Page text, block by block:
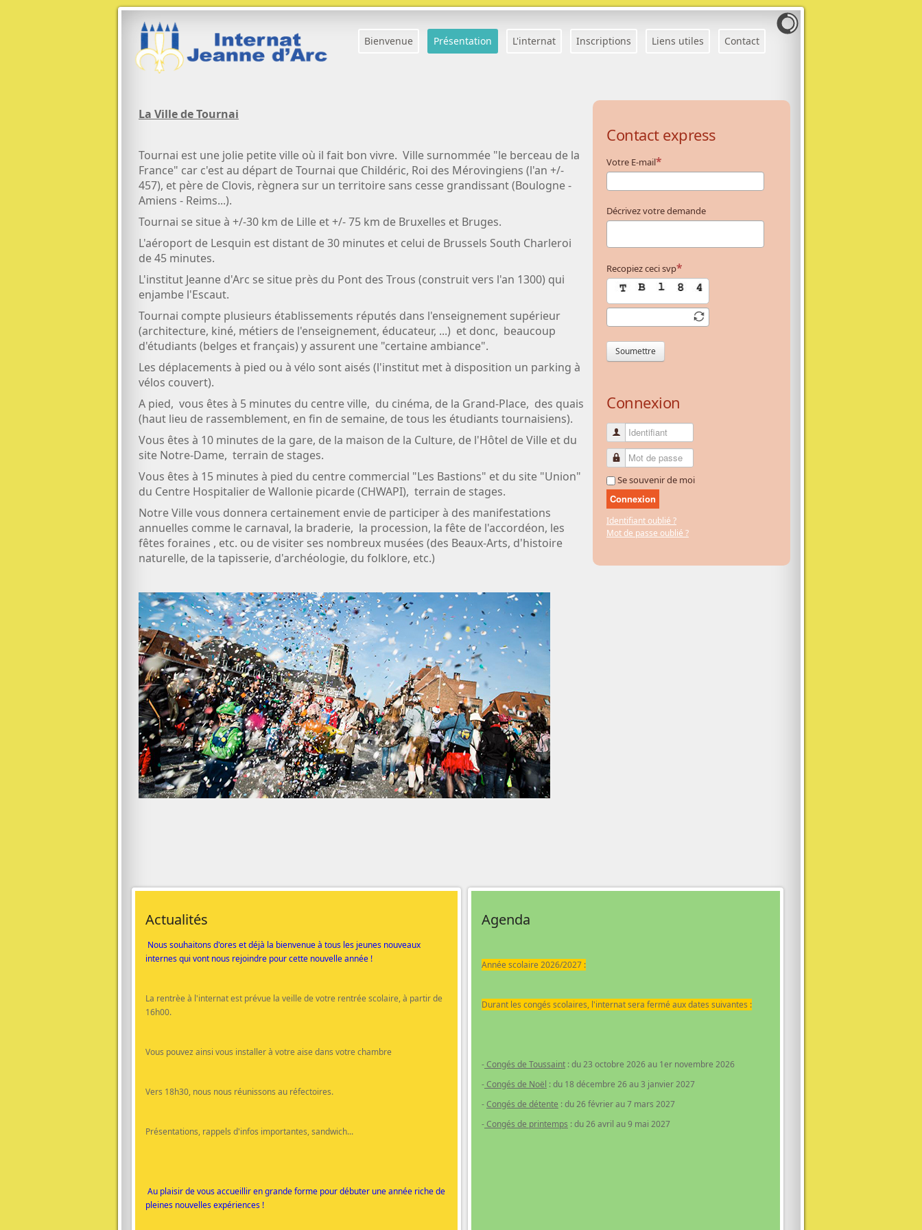
Bienvenue Présentation L'internat Inscriptions Liens utiles Contact
La Ville de Tournai
Tournai est une jolie petite ville où il fait bon vivre. Ville surnommée "le berceau de la
France" car c'est au départ de Tournai que Childéric, Roi des Mérovingiens (l'an +/-
457), et père de Clovis, règnera sur un territoire sans cesse grandissant (Boulogne -
Amiens - Reims...).
Tournai se situe à +/-30 km de Lille et +/- 75 km de Bruxelles et Bruges.
L'aéroport de Lesquin est distant de 30 minutes et celui de Brussels South Charleroi
de 45 minutes.
L'institut Jeanne d'Arc se situe près du Pont des Trous (construit vers l'an 1300) qui
enjambe l'Escaut.
Tournai compte plusieurs établissements réputés dans l'enseignement supérieur
(architecture, kiné, métiers de l'enseignement, éducateur, ...) et donc, beaucoup
d'étudiants (belges et français) y assurent une "certaine ambiance".
Les déplacements à pied ou à vélo sont aisés (l'institut met à disposition un parking à
vélos couvert).
A pied, vous êtes à 5 minutes du centre ville, du cinéma, de la Grand-Place, des quais
(haut lieu de rassemblement, en fin de semaine, de tous les étudiants tournaisiens).
Vous êtes à 10 minutes de la gare, de la maison de la Culture, de l'Hôtel de Ville et du
site Notre-Dame, terrain de stages.
Vous êtes à 15 minutes à pied du centre commercial "Les Bastions" et du site "Union"
du Centre Hospitalier de Wallonie picarde (CHWAPI), terrain de stages.
Notre Ville vous donnera certainement envie de participer à des manifestations
annuelles comme le carnaval, la braderie, la procession, la fête de l'accordéon, les
fêtes foraines , etc. ou de visiter ses nombreux musées (des Beaux-Arts, d'histoire
naturelle, de la tapisserie, d'archéologie, du folklore, etc.)
Contact express
Votre E-mail
Décrivez votre demande
Recopiez ceci svp
Soumettre
Connexion
Identifiant
Mot de passe
Se souvenir de moi
Connexion
Identifiant oublié ?
Mot de passe oublié ?
Actualités
Nous souhaitons d'ores et déjà la bienvenue à tous les jeunes nouveaux
internes qui vont nous rejoindre pour cette nouvelle année !
La rentrèe à l'internat est prévue la veille de votre rentrée scolaire, à partir de
16h00.
Vous pouvez ainsi vous installer à votre aise dans votre chambre
Vers 18h30, nous nous réunissons au réfectoires.
Présentations, rappels d'infos importantes, sandwich...
Au plaisir de vous accueillir en grande forme pour débuter une année riche de
pleines nouvelles expériences !
Agenda
Année scolaire 2026/2027 :
Durant les congés scolaires, l'internat sera fermé aux dates suivantes :
-Congés de Toussaint : du 23 octobre 2026 au 1er novembre 2026
-Congés de Noël : du 18 décembre 26 au 3 janvier 2027
-Congés de détente : du 26 février au 7 mars 2027
-Congés de printemps : du 26 avril au 9 mai 2027